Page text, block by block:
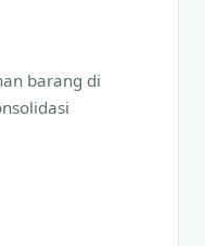
barang di